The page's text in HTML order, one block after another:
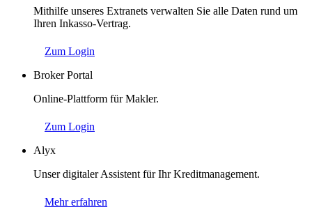
Mithilfe unseres Extranets verwalten Sie alle Daten rund um
Ihren Inkasso-Vertrag.
Zum Login
Broker Portal
Online-Plattform für Makler.
Zum Login
Alyx
Unser digitaler Assistent für Ihr Kreditmanagement.
Mehr erfahren